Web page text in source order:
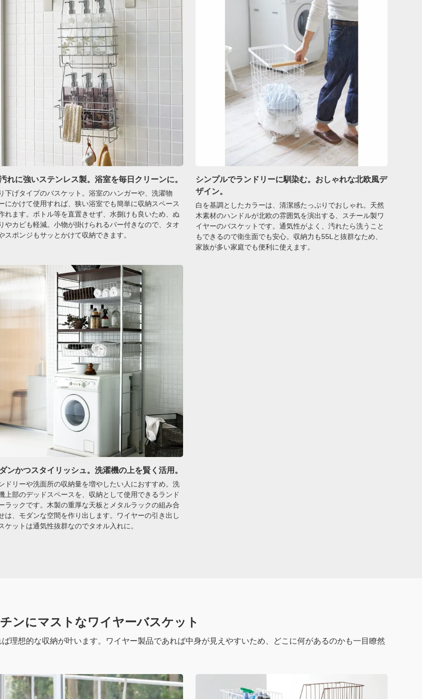
れに強いステンレス製。浴室を毎日クリーンに。
下げタイプのバスケット。浴室のハンガーや、洗濯物
にかけて使用すれば、狭い浴室でも簡単に収納スペース
れます。ボトル等を直置きせず、水捌けも良いため、ぬ
やカビも軽減。小物が掛けられるバー付きなので、タオ
スポンジもサッとかけて収納できます。
シンプルでランドリーに馴染む。おしゃれな北欧風デ
ザイン。
白を基調としたカラーは、清潔感たっぷりでおしゃれ。天然
木素材のハンドルが北欧の雰囲気を演出する、スチール製ワ
イヤーのバスケットです。通気性がよく、汚れたら洗うこと
もできるので衛生面でも安心。収納力も55Lと抜群なため、
家族が多い家庭でも便利に使えます。
ンかつスタイリッシュ。洗濯機の上を賢く活用。
ドリーや洗面所の収納量を増やしたい人におすすめ。洗
上部のデッドスペースを、収納として使用できるランド
ラックです。木製の重厚な天板とメタルラックの組み合
は、モダンな空間を作り出します。ワイヤーの引き出し
ケットは通気性抜群なのでタオル入れに。
ンにマストなワイヤーバスケット
理想的な収納が叶います。ワイヤー製品であれば中身が見えやすいため、どこに何があるのかも一目瞭然